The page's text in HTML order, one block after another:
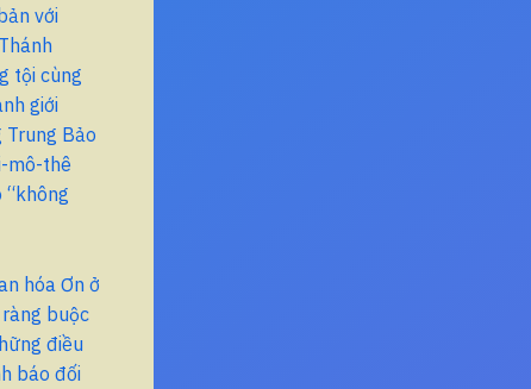
với
tội cùng
giới
Bảo
mô-thê
hóa Ơn ở
buộc
điều
báo đối